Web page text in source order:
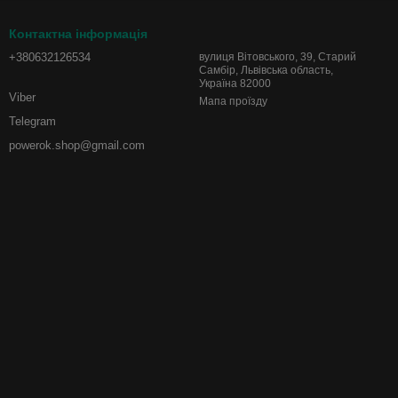
Контактна інформація
+380632126534
Viber
Telegram
powerok.shop@gmail.com
вулиця Вітовського, 39, Старий
Самбір, Львівська область,
Україна 82000
Мапа проїзду